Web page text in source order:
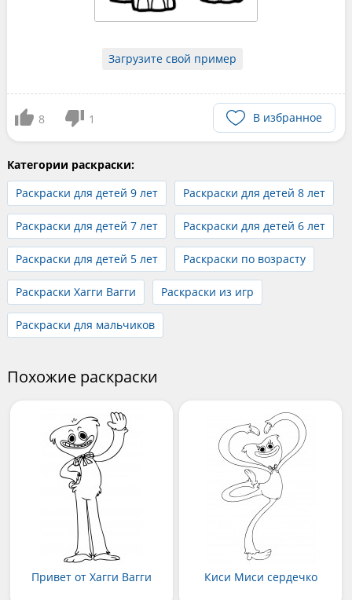
Загрузите свой пример
8 1 В избранное
Категории раскраски:
Раскраски для детей 9 лет
Раскраски для детей 8 лет
Раскраски для детей 7 лет Раскраски для детей 6 лет
Раскраски для детей 5 лет Раскраски по возрасту
Раскраски Хагги Вагги Раскраски из игр
Раскраски для мальчиков
Похожие раскраски
Привет от Хагги Вагги Киси Миси сердечко